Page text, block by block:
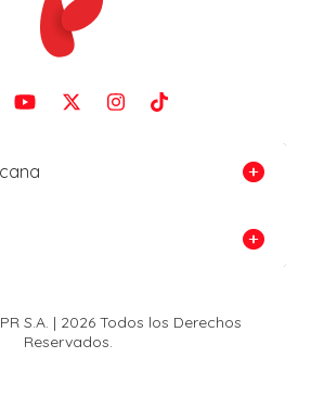
S.A. | 2026 Todos los Derechos
Reservados.